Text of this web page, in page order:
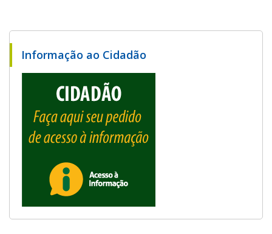
Informação ao Cidadão